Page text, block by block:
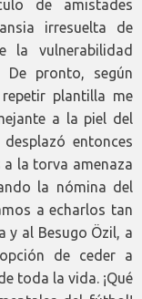
de amistades
irresuelta de
la vulnerabilidad
pronto, según
plantilla me
a la piel del
entonces
a la torva amenaza
la nómina del
a echarlos tan
y al Besugo Özil, a
de ceder a
toda la vida. ¡Qué